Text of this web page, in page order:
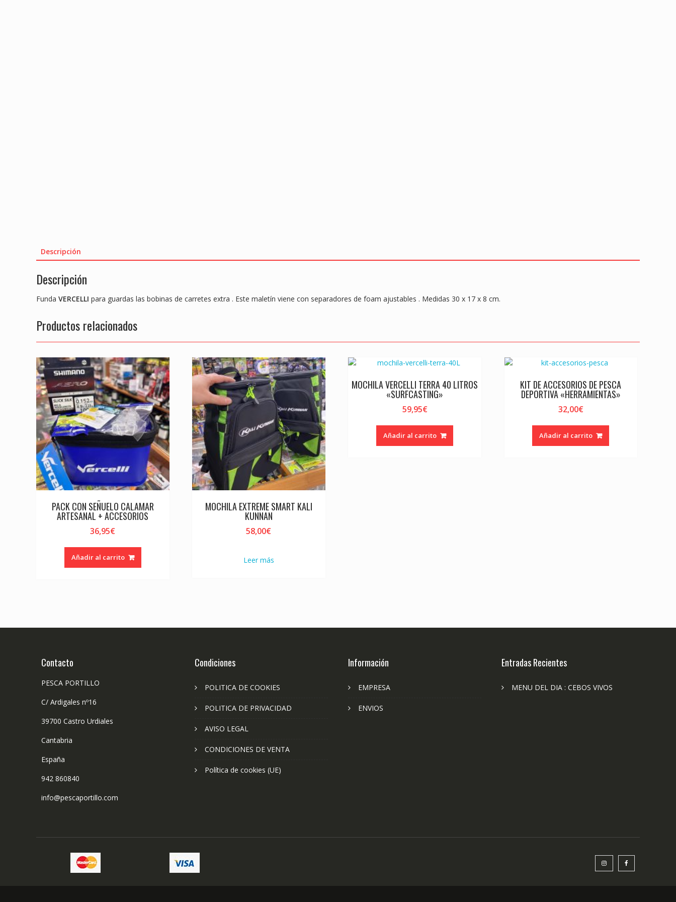
Descripción
Descripción
Funda VERCELLI para guardas las bobinas de carretes extra . Este maletín viene con separadores de foam ajustables . Medidas 30 x 17 x 8 cm.
Productos relacionados
PACK CON SEÑUELO CALAMAR
ARTESANAL + ACCESORIOS
36,95€
Añadir al carrito
MOCHILA EXTREME SMART KALI
KUNNAN
58,00€
Leer más
MOCHILA VERCELLI TERRA 40 LITROS
«SURFCASTING»
59,95€
Añadir al carrito
KIT DE ACCESORIOS DE PESCA
DEPORTIVA «HERRAMIENTAS»
32,00€
Añadir al carrito
Contacto
PESCA PORTILLO
C/ Ardigales nº16
39700 Castro Urdiales
Cantabria
España
942 860840
info@pescaportillo.com
Condiciones
POLITICA DE COOKIES
POLITICA DE PRIVACIDAD
AVISO LEGAL
CONDICIONES DE VENTA
Política de cookies (UE)
Información
EMPRESA
ENVIOS
Entradas Recientes
MENU DEL DIA : CEBOS VIVOS